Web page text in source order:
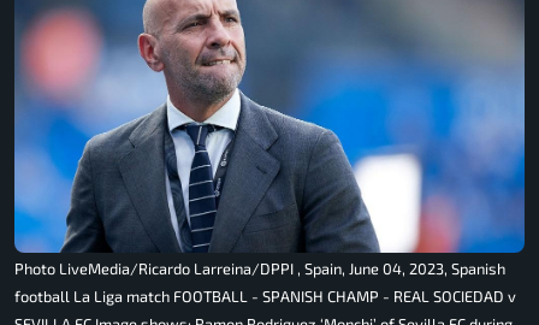
Photo LiveMedia/Ricardo Larreina/DPPI , Spain, June 04, 2023, Spanish
football La Liga match FOOTBALL - SPANISH CHAMP - REAL SOCIEDAD v